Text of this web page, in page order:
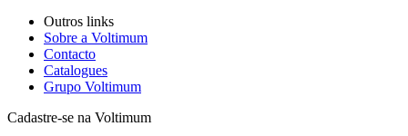
Outros links
Sobre a Voltimum
Contacto
Catalogues
Grupo Voltimum
Cadastre-se na Voltimum